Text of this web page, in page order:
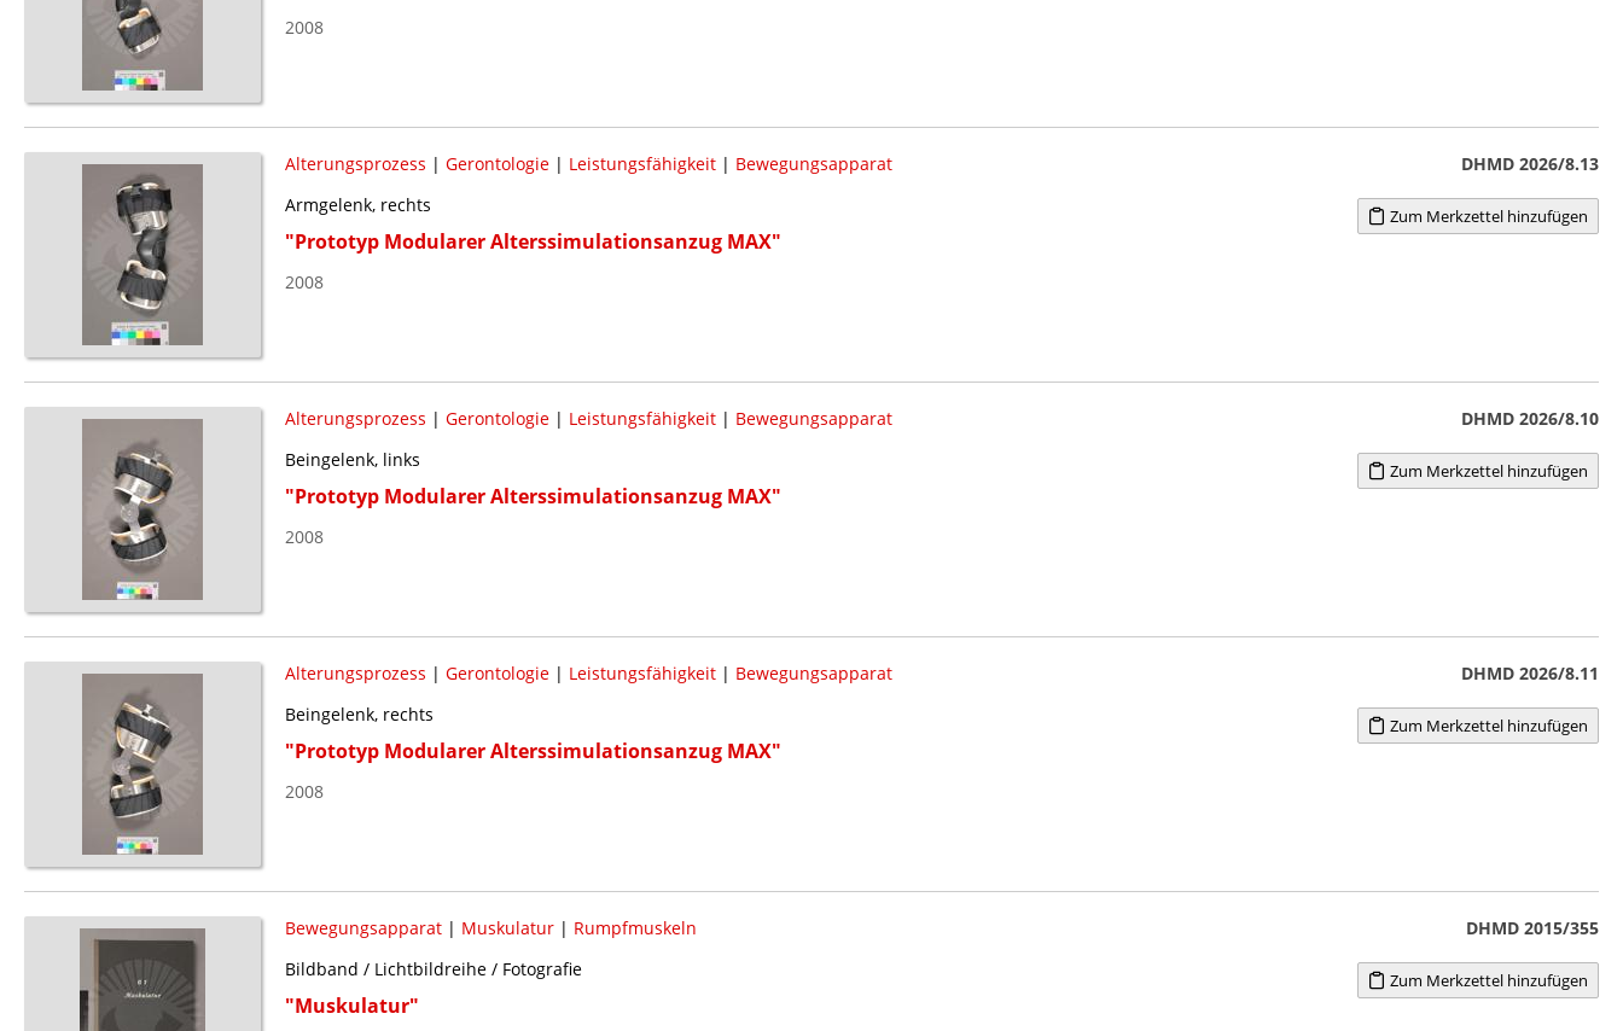
2008
Alterungsprozess | Gerontologie| Leistungsfähigkeit| Bewegungsapparat
Armgelenk, rechts
"Prototyp Modularer Alterssimulationsanzug MAX"
2008
DHMD 2026/8.13
Zum Merkzettel hinzufügen
Alterungsprozess | Gerontologie| Leistungsfähigkeit| Bewegungsapparat
Beingelenk, links
"Prototyp Modularer Alterssimulationsanzug MAX"
2008
DHMD 2026/8.10
Zum Merkzettel hinzufügen
Alterungsprozess | Gerontologie| Leistungsfähigkeit| Bewegungsapparat
Beingelenk, rechts
"Prototyp Modularer Alterssimulationsanzug MAX"
2008
DHMD 2026/8.11
Zum Merkzettel hinzufügen
Bewegungsapparat| Muskulatur| Rumpfmuskeln
Bildband / Lichtbildreihe / Fotografie
"Muskulatur"
DHMD 2015/355
Zum Merkzettel hinzufügen